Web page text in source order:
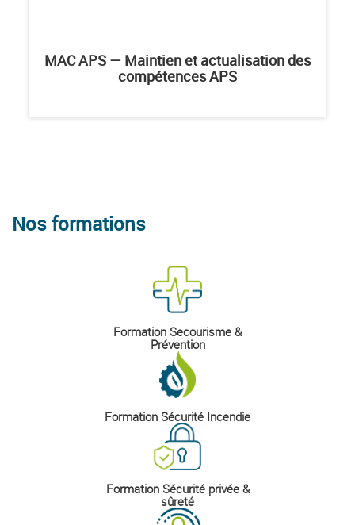
MAC APS — Maintien et actualisation des
compétences APS
Nos formations
Formation Secourisme &
Prévention
Formation Sécurité Incendie
Formation Sécurité privée &
sûreté